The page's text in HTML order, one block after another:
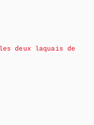
deux laquais de